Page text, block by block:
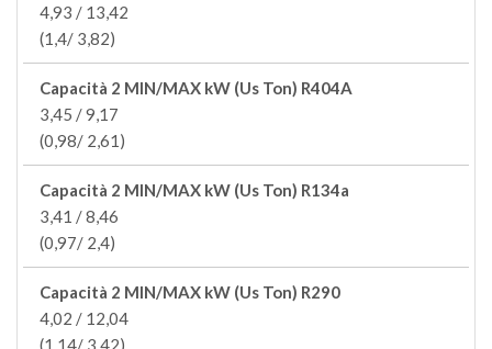
4,93 / 13,42
(1,4/ 3,82)
Capacità 2 MIN/MAX kW (Us Ton) R404A
3,45 / 9,17
(0,98/ 2,61)
Capacità 2 MIN/MAX kW (Us Ton) R134a
3,41 / 8,46
(0,97/ 2,4)
Capacità 2 MIN/MAX kW (Us Ton) R290
4,02 / 12,04
(1,14/ 3,42)